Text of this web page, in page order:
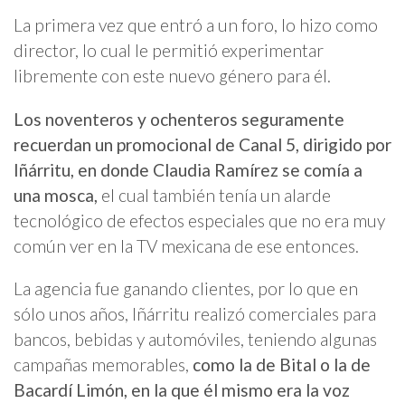
La primera vez que entró a un foro, lo hizo como
director, lo cual le permitió experimentar
libremente con este nuevo género para él.
Los noventeros y ochenteros seguramente
recuerdan un promocional de Canal 5, dirigido por
Iñárritu, en donde Claudia Ramírez se comía a
una mosca, el cual también tenía un alarde
tecnológico de efectos especiales que no era muy
común ver en la TV mexicana de ese entonces.
La agencia fue ganando clientes, por lo que en
sólo unos años, Iñárritu realizó comerciales para
bancos, bebidas y automóviles, teniendo algunas
campañas memorables, como la de Bital o la de
Bacardí Limón, en la que él mismo era la voz